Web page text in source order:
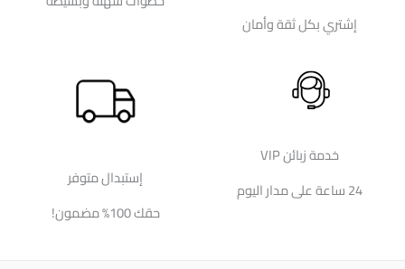
إشتري بكل ثقة وأمان
خدمة زبائن VIP
24 ساعة على مدار اليوم
إستبدال متوفر
حقك 100% مضمون!